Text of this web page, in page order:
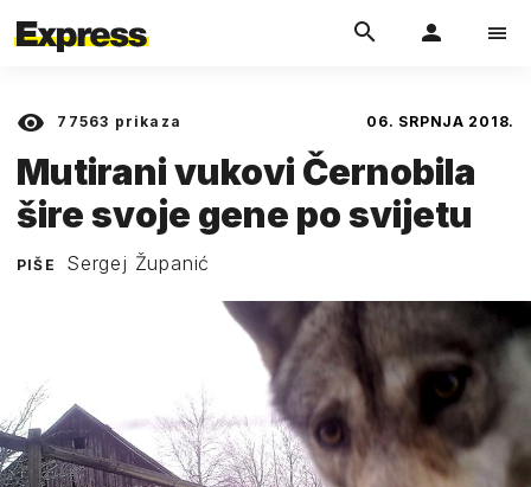
77563 prikaza 06. SRPNJA 2018.
Mutirani vukovi Černobila
šire svoje gene po svijetu
PIŠE Sergej Županić